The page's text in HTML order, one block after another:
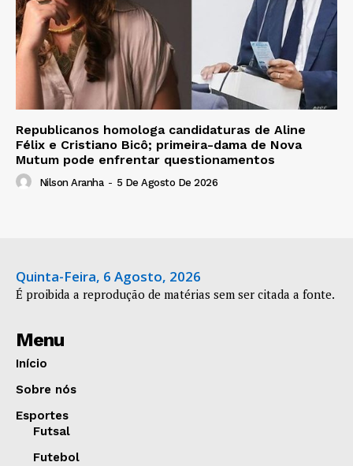
Republicanos homologa candidaturas de Aline
Félix e Cristiano Bicô; primeira-dama de Nova
Mutum pode enfrentar questionamentos
Nilson Aranha - 5 De Agosto De 2026
Quinta-Feira, 6 Agosto, 2026
É proibida a reprodução de matérias sem ser citada a fonte.
Menu
Início
Sobre nós
Esportes
Futsal
Futebol